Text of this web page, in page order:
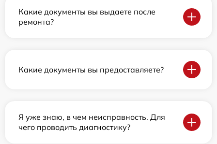
Какие документы вы выдаете после
ремонта?
Какие документы вы предоставляете?
Я уже знаю, в чем неисправность. Для
чего проводить диагностику?